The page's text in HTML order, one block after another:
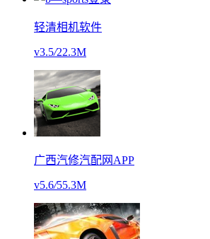
轻清相机软件
v3.5/22.3M
广西汽修汽配网APP
v5.6/55.3M